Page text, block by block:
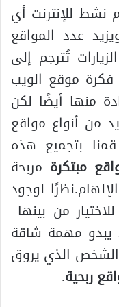
مستخدم نشط للإنترنت أي
عدد المواقع
الزيارات تُترجم إلى
فكرة موقع الويب
منها أيضًا لكن
من أنواع مواقع
قمنا بتجميع هذه
مبتكرة مربحة
لوجود
من بينها
يبدو مهمة شاقة
الذي يروق
ربحية.